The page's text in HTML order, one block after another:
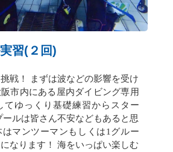
習(２回)
戦！ まずは波などの影響を受け
市内にある屋内ダイビング専用
てゆっくり基礎練習からスター
ールは皆さん不安などもあると思
はマンツーマンもしくは1グルー
なります！ 海をいっぱい楽しむ